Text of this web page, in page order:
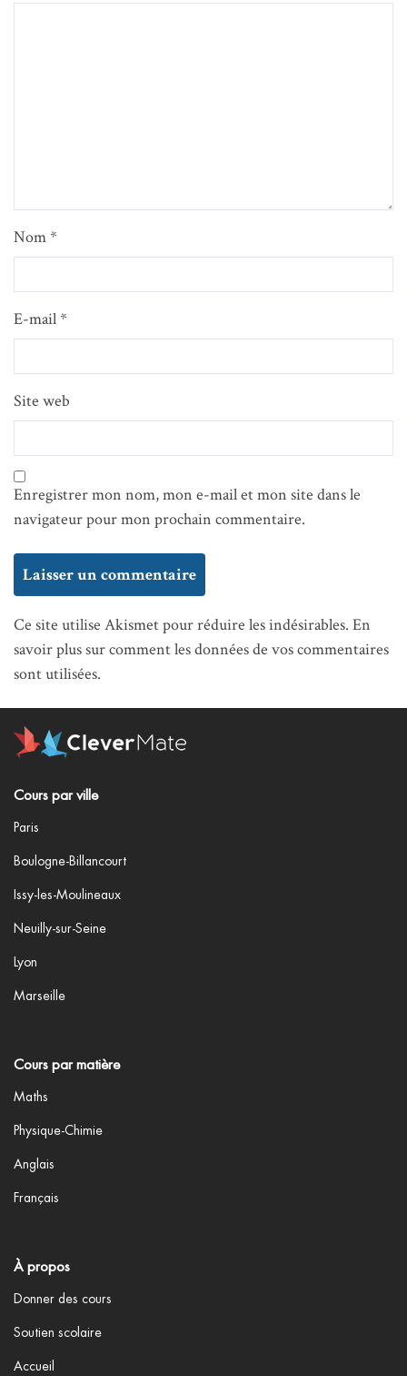
Nom*
E-mail*
Site web
Enregistrer mon nom, mon e-mail et mon site dans le
navigateur pour mon prochain commentaire.
Ce site utilise Akismet pour réduire les indésirables. En
savoir plus sur comment les données de vos commentaires
sont utilisées.
Cours par ville
Paris
Boulogne-Billancourt
Issy-les-Moulineaux
Neuilly-sur-Seine
Lyon
Marseille
Cours par matière
Maths
Physique-Chimie
Anglais
Français
À propos
Donner des cours
Soutien scolaire
Accueil